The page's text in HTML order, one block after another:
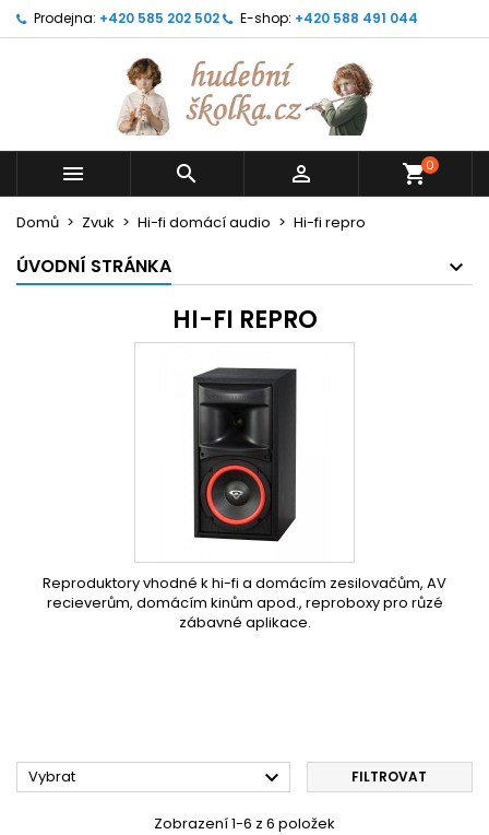
Prodejna: +420 585 202 502 E-shop: +420 588 491 044
   shopping_cart0
Domů Zvuk Hi-fi domácí audio Hi-fi repro
ÚVODNÍ STRÁNKA
HI-FI REPRO
Reproduktory vhodné k hi-fi a domácím zesilovačům, AV
recieverům, domácím kinům apod., reproboxy pro růzé
zábavné aplikace.
Vybrat  FILTROVAT
Zobrazení 1-6 z 6 položek